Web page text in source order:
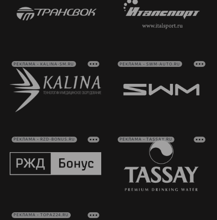
РЕКЛАМА • KALINA-SM.RU РЕКЛАМА • SWM-AUTO.RU
РЕКЛАМА • RZD-BONUS.RU РЕКЛАМА • TASSAY.RU
РЕКЛАМА • TOPAZ24.RU